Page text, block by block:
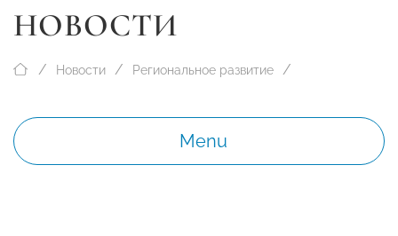
НОВОСТИ
Новости Региональное развитие
Menu